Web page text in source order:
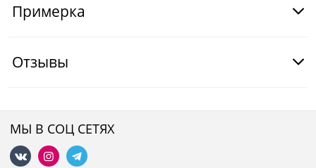
Примерка
Отзывы
МЫ В СОЦ СЕТЯХ